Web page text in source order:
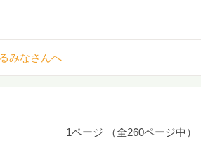
みなさんへ
1ページ （全260ページ中）